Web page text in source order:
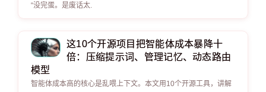
“没完蛋。是废话太.
这10个开源项目把智能体成本暴降十
倍：压缩提示词、管理记忆、动态路由
模型
智能体成本高的核心是乱喂上下文。本文用10个开源工具，讲解